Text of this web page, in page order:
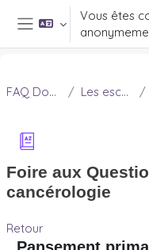
Passer au contenu principal
Panneau latéral
Vous êtes
FAQ Douleur Les escarres
Foire aux
cancérologie
Retour